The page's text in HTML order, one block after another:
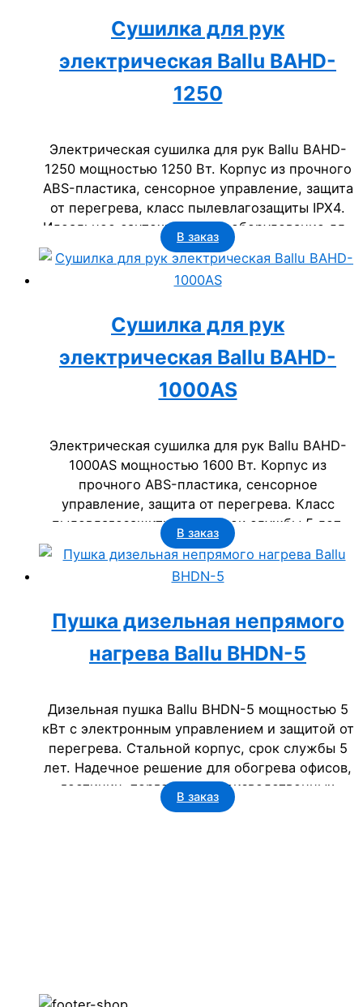
Сушилка для рук
электрическая Ballu BAHD-
1250
Электрическая сушилка для рук Ballu BAHD-
1250 мощностью 1250 Вт. Корпус из прочного
ABS-пластика, сенсорное управление, защита
от перегрева, класс пылевлагозащиты IPX4.
Идеальное сантехническое оборудование для
бизнеса: офисов, гостиниц, государственных
учреждений.
В заказ
Сушилка для рук
электрическая Ballu BAHD-
1000AS
Электрическая сушилка для рук Ballu BAHD-
1000AS мощностью 1600 Вт. Корпус из
прочного ABS-пластика, сенсорное
управление, защита от перегрева. Класс
пылевлагозащиты IP23. Срок службы 5 лет.
Идеальное решение для поддержания гигиены
в офисах, гостиницах, торговых и
госучреждениях.
В заказ
Пушка дизельная непрямого
нагрева Ballu BHDN-5
Дизельная пушка Ballu BHDN-5 мощностью 5
кВт с электронным управлением и защитой от
перегрева. Стальной корпус, срок службы 5
лет. Надечное решение для обогрева офисов,
гостиниц, торговых и производственных
помещений. Идеально для бизнеса.
В заказ